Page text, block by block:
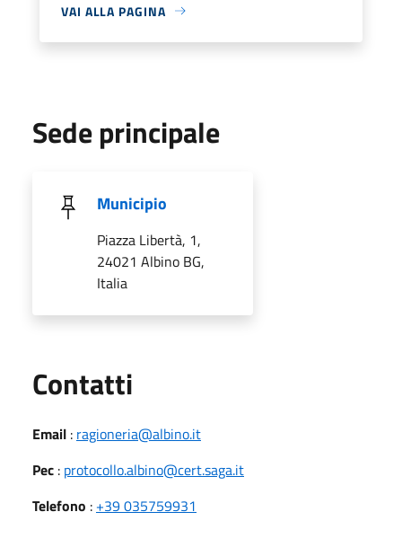
VAI ALLA PAGINA
Sede principale
Municipio
Piazza Libertà, 1,
24021 Albino BG,
Italia
Contatti
Email : ragioneria@albino.it
Pec : protocollo.albino@cert.saga.it
Telefono : +39 035759931